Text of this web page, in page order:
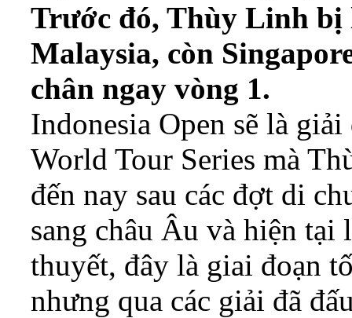
Trước đó, Thùy Linh bị
Malaysia, còn
chân ngay vòng 1.
Indonesia Open sẽ là
World Tour Series mà
đến nay sau các đợt di
sang châu Âu và hiện
thuyết, đây là giai đoạn
nhưng qua các giải đã